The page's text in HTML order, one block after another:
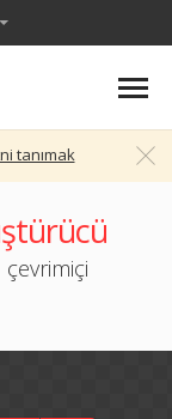
tanımak
çevrimiçi